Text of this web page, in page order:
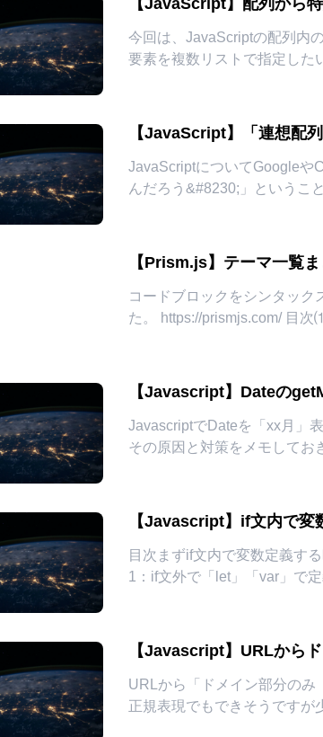
【JavaScript】配列から
今回は、JavaScriptの配列内の
要素を複数リストで指定したい場合なども
【JavaScript】「連想配
JavaScriptについてGoogleや
んだろう&#8230;」というこ
【Prism.js】テーマ一覧
コードブロックをシンタック
た。
【Javascript】Dateの
JavascriptでDateを「xx月」
【Javascript】if文内で変
目次まずif文内で変数定義す
1：if文外で「let」「var」で
【Javascript】URLから
URLから「ドメイン部分のみ
正規表現でもできそうですが